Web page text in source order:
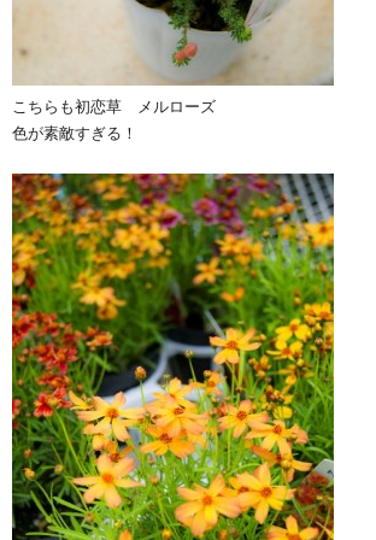
こちらも初恋草 メルローズ
色が素敵すぎる！